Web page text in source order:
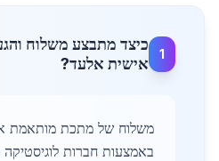
1
כיצד מתבצע משלוח
אישית אלעד?
משלוח של מתכת מותאמת
באמצעות חברות לוגיסטיקה